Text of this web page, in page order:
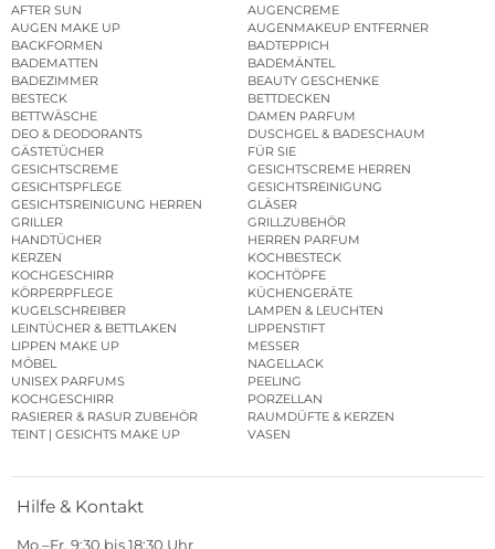
AFTER SUN
AUGENCREME
AUGEN MAKE UP
AUGENMAKEUP ENTFERNER
BACKFORMEN
BADTEPPICH
BADEMATTEN
BADEMÄNTEL
BADEZIMMER
BEAUTY GESCHENKE
BESTECK
BETTDECKEN
BETTWÄSCHE
DAMEN PARFUM
DEO & DEODORANTS
DUSCHGEL & BADESCHAUM
GÄSTETÜCHER
FÜR SIE
GESICHTSCREME
GESICHTSCREME HERREN
GESICHTSPFLEGE
GESICHTSREINIGUNG
GESICHTSREINIGUNG HERREN
GLÄSER
GRILLER
GRILLZUBEHÖR
HANDTÜCHER
HERREN PARFUM
KERZEN
KOCHBESTECK
KOCHGESCHIRR
KOCHTÖPFE
KÖRPERPFLEGE
KÜCHENGERÄTE
KUGELSCHREIBER
LAMPEN & LEUCHTEN
LEINTÜCHER & BETTLAKEN
LIPPENSTIFT
LIPPEN MAKE UP
MESSER
MÖBEL
NAGELLACK
UNISEX PARFUMS
PEELING
KOCHGESCHIRR
PORZELLAN
RASIERER & RASUR ZUBEHÖR
RAUMDÜFTE & KERZEN
TEINT | GESICHTS MAKE UP
VASEN
Hilfe & Kontakt
Mo.–Fr. 9:30 bis 18:30 Uhr